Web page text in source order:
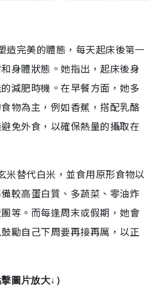
造完美的體態，每天起床後第一
身體狀態。她指出，起床後身
減肥時機。在早餐方面，她多
物為主，例如香蕉，搭配乳酪
免外食，以確保熱量的攝取在
米替代白米，並食用原形食物以
較高蛋白質、多蔬菜、零油炸
等。而每逢周末或假期，她會
勵自己下周要再接再厲，以正
擊圖片放大↓）